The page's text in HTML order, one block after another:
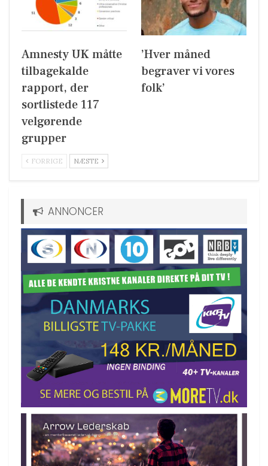
Amnesty UK måtte
tilbagekalde
rapport, der
sortlistede 117
velgørende
grupper
’Hver måned
begraver vi vores
folk’
FORRIGE NÆSTE
ANNONCER